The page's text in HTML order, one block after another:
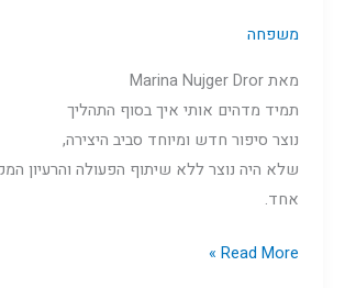
משפחה
מאת Marina Nujger Dror
תמיד מדהים אותי איך בסוף התהליך
נוצר סיפור חדש ומיוחד סביב היצירה,
שלא היה נוצר ללא שיתוף הפעולה והרעיון
אחד.
Read More »